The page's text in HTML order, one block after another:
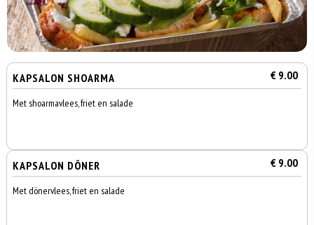
KAPSALON SHOARMA € 9.00
Met shoarmavlees, friet en salade
KAPSALON DÖNER € 9.00
Met dönervlees, friet en salade